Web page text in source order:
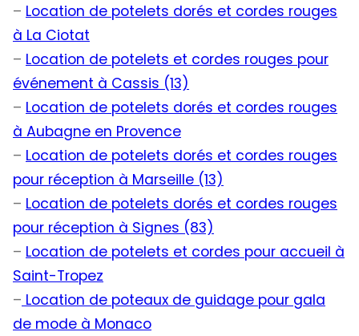
– Location de potelets dorés et cordes rouges
à La Ciotat
– Location de potelets et cordes rouges pour
événement à Cassis (13)
– Location de potelets dorés et cordes rouges
à Aubagne en Provence
– Location de potelets dorés et cordes rouges
pour réception à Marseille (13)
– Location de potelets dorés et cordes rouges
pour réception à Signes (83)
– Location de potelets et cordes pour accueil à
Saint-Tropez
– Location de poteaux de guidage pour gala
de mode à Monaco